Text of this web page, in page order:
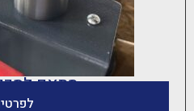
מתאם לסכין ראוטר